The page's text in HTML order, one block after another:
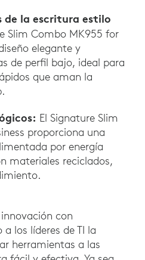
de la escritura estilo
Slim Combo MK955 for
elegante y
de perfil bajo, ideal para
que aman la
El Signature Slim
proporciona una
por energía
materiales reciclados,
con
los líderes de TI la
herramientas a las